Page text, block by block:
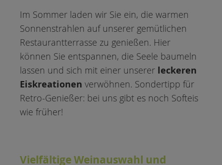
Im Sommer laden wir Sie ein, die warmen
Sonnenstrahlen auf unserer gemütlichen
Restaurantterrasse zu genießen. Hier
können Sie entspannen, die Seele baumeln
lassen und sich mit einer unserer leckeren
Eiskreationen verwöhnen. Sondertipp für
Retro-Genießer: bei uns gibt es noch Softeis
wie früher!
Vielfältige Weinauswahl und